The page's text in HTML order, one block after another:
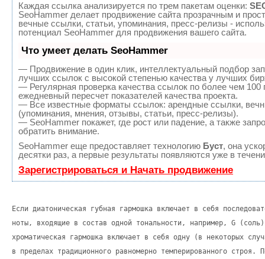
Каждая ссылка анализируется по трем пакетам оценки:
SeoHammer делает продвижение сайта прозрачным и
вечные ссылки, статьи, упоминания, пресс-релизы -
потенциал SeoHammer для продвижения вашего сайта.
Что умеет делать SeoHammer
— Продвижение в один клик, интеллектуальный подбор
лучших ссылок с высокой степенью качества у лучших
— Регулярная проверка качества ссылок по более чем 100
ежедневный пересчет показателей качества проекта.
— Все известные форматы ссылок: арендные ссылки,
(упоминания, мнения, отзывы, статьи, пресс-релизы).
— SeoHammer покажет, где рост или падение, а также
обратить внимание.
SeoHammer еще предоставляет технологию Буст, она
десятки раз, а первые результаты появляются уже в
Зарегистрироваться и Начать продвижение
Если диатоническая губная гармошка включает в себя
ноты, входящие в состав одной тональности, например, G
хроматическая гармошка включает в себя одну (в некоторых
в пределах традиционного равномерно темперированного строя.